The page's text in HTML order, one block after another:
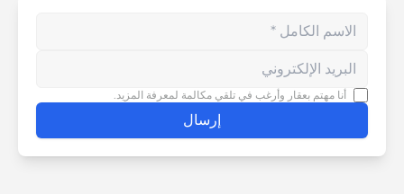
Enter your phone number
أنا مهتم بعقار وأرغب في تلقي مكالمة لمعرفة المزيد.
إرسال